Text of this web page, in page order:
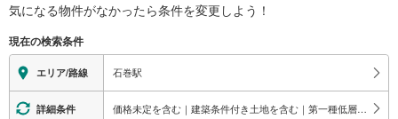
※段差なしでの移動経路
地上⇔改札⇔ホーム：○
エレベータ
・各ホーム⇔跨線橋
トイレ
気になる物件がなかったら条件を変更しよう！
現在の検索条件
エリア/路線 石巻駅
詳細条件 価格未定を含む｜建築条件付き土地を含む｜第一種低層住居専用地域